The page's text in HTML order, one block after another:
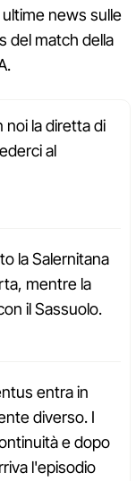
news sulle
del match della
noi la diretta di
al
la Salernitana
mentre la
il Sassuolo.
entra in
diverso. I
e dopo
l'episodio